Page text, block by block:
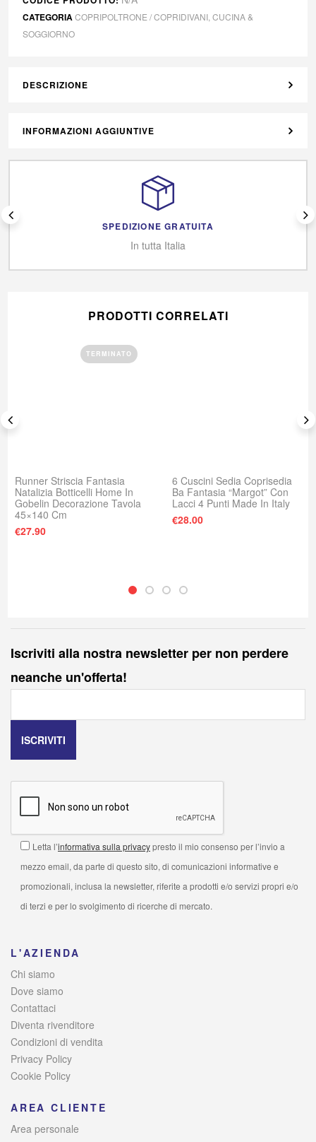
CATEGORIA COPRIPOLTRONE / COPRIDIVANI CUCINA &
SOGGIORNO
DESCRIZIONE
INFORMAZIONI AGGIUNTIVE
SPEDIZIONE GRATUITA
In tutta Italia
PRODOTTI CORRELATI
TERMINATO
Runner Striscia Fantasia
Natalizia Botticelli Home In
Gobelin Decorazione Tavola
45×140 Cm
€27.90
6 Cuscini Sedia Coprisedia
Ba Fantasia “Margot” Con
Lacci 4 Punti Made In Italy
€28.00
Iscriviti alla nostra newsletter per non perdere
neanche un'offerta!
Letta l’informativa sulla privacypresto il mio consenso per l’invio a
mezzo email, da parte di questo sito, di comunicazioni informative e
promozionali, inclusa la newsletter, riferite a prodotti e/o servizi propri e/o
di terzi e per lo svolgimento di ricerche di mercato.
L'AZIENDA
Chi siamo
Dove siamo
Contattaci
Diventa rivenditore
Condizioni di vendita
Privacy Policy
Cookie Policy
AREA CLIENTE
Area personale